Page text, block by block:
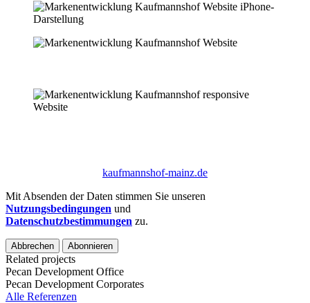
kaufmannshof-mainz.de
Mit Absenden der Daten stimmen Sie unseren
Nutzungsbedingungen und
Datenschutzbestimmungen zu.
Abbrechen Abonnieren
Related projects
Pecan Development Office
Pecan Development Corporates
Alle Referenzen